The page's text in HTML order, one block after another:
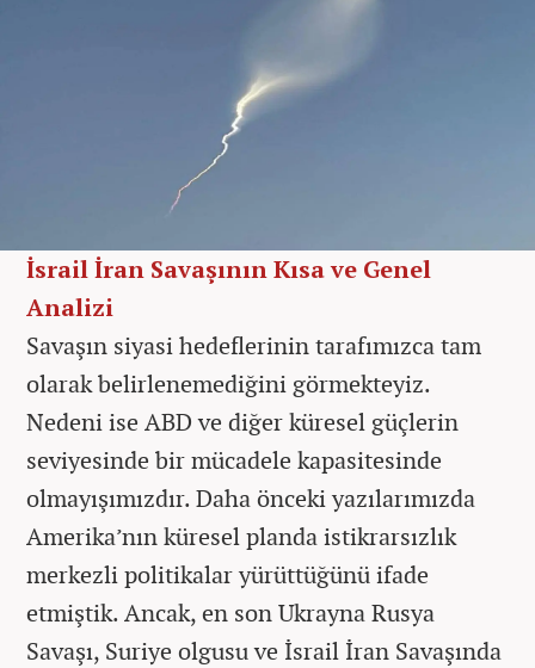
İsrail İran Savaşının Kısa ve Genel
Analizi
Savaşın siyasi hedeflerinin tarafımızca tam
olarak belirlenemediğini görmekteyiz.
Nedeni ise ABD ve diğer küresel güçlerin
seviyesinde bir mücadele kapasitesinde
olmayışımızdır. Daha önceki yazılarımızda
Amerika’nın küresel planda istikrarsızlık
merkezli politikalar yürüttüğünü ifade
etmiştik. Ancak, en son Ukrayna Rusya
Savaşı, Suriye olgusu ve İsrail İran Savaşında